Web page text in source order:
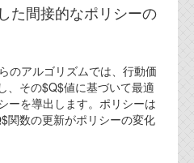
問い合わせ頂き
す。アカウント
。
た間接的なポリシーの
のアルゴリズムでは、行動価
、その$Q$値に基づいて最適
ーを導出します。ポリシーは
関数の更新がポリシーの変化